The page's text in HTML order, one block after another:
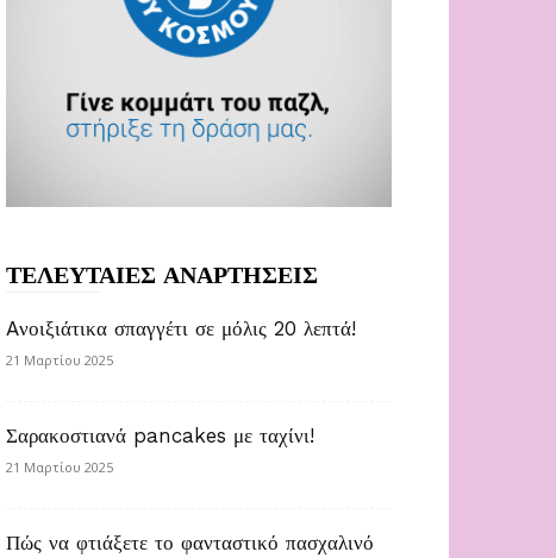
ΤΕΛΕΥΤΑΙΕΣ ΑΝΑΡΤΗΣΕΙΣ
Aνοιξιάτικα σπαγγέτι σε μόλις 20 λεπτά!
21 Μαρτίου 2025
Σαρακοστιανά pancakes με ταχίνι!
21 Μαρτίου 2025
Πώς να φτιάξετε το φανταστικό πασχαλινό